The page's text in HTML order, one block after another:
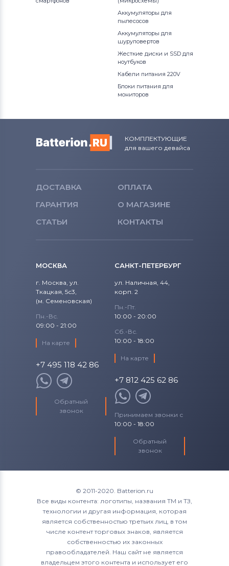
Вентиляторы (кулеры)Fujitsu-
Вентиляторы (кулеры)Haier
Вентиляторы (кулеры)KFTYR
Вентиляторы (кулеры) Roverbook
Вентиляторы (кулеры)
Вентиляторы (кулеры)
Аккумуляторы для
пылесосов
Аккумуляторы для
шуруповертов
Жесткие диски и SSD для
ноутбуков
Кабели питания 220V
Блоки питания для
мониторов
КОМПЛЕКТУЮЩИЕ
для вашего девайса
ДОСТАВКА
ОПЛАТА
ГАРАНТИЯ
О МАГАЗИНЕ
СТАТЬИ
КОНТАКТЫ
МОСКВА
г. Москва, ул.
Ткацкая, 5с3,
(м. Семеновская)
Пн.-Вс.
09:00 - 21:00
На карте
+7 495 118 42 86
Обратный
звонок
САНКТ-ПЕТЕРБУРГ
ул. Наличная, 44,
корп. 2
Пн.-Пт.
10:00 - 20:00
Сб.-Вс.
10:00 - 18:00
На карте
+7 812 425 62 86
Принимаем звонки с
10:00 - 18:00
Обратный
звонок
© 2011-2020. Batterion.ru
Все виды контента: логотипы, названия ТМ и ТЗ,
технологии и другая информация, которая
является собственностью третьих лиц, в том
числе контент торговых знаков, является
собственностью их законных
правообладателей. Наш сайт не является
владельцем этого контента и использует его